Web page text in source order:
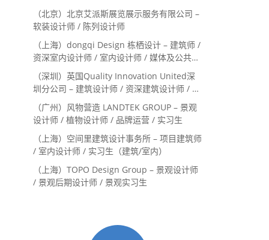
（北京）北京艾派斯展览展示服务有限公司 –
软装设计师 / 陈列设计师
（上海）dongqi Design 栋栖设计 – 建筑师 /
资深室内设计师 / 室内设计师 / 媒体及公共关
系主管 / 设计实习生（常年招聘）
（深圳）英国Quality Innovation United深
圳分公司 – 建筑设计师 / 资深建筑设计师 / 室
内设计师 / 设计实习生
（广州）风物营造 LANDTEK GROUP – 景观
设计师 / 植物设计师 / 品牌运营 / 实习生
（上海）空间里建筑设计事务所 – 项目建筑师
/ 室内设计师 / 实习生（建筑/室内）
（上海）TOPO Design Group – 景观设计师
/ 景观后期设计师 / 景观实习生